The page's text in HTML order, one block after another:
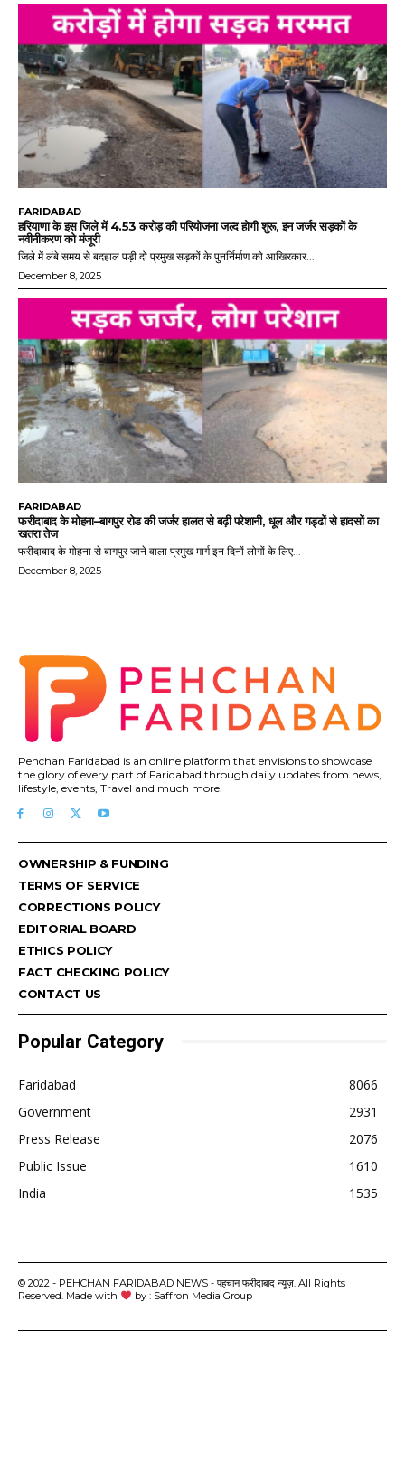
FARIDABAD
हरियाणा के इस जिले में 4.53 करोड़ की परियोजना जल्द होगी शुरू, इन जर्जर सड़कों के
नवीनीकरण को मंजूरी
जिले में लंबे समय से बदहाल पड़ी दो प्रमुख सड़कों के पुनर्निर्माण को आखिरकार...
December 8, 2025
FARIDABAD
फरीदाबाद के मोहना–बागपुर रोड की जर्जर हालत से बढ़ी परेशानी, धूल और गड्ढों से हादसों का
खतरा तेज
फरीदाबाद के मोहना से बागपुर जाने वाला प्रमुख मार्ग इन दिनों लोगों के लिए...
December 8, 2025
Pehchan Faridabad is an online platform that envisions to showcase
the glory of every part of Faridabad through daily updates from news,
lifestyle, events, Travel and much more.
OWNERSHIP & FUNDING
TERMS OF SERVICE
CORRECTIONS POLICY
EDITORIAL BOARD
ETHICS POLICY
FACT CHECKING POLICY
CONTACT US
Popular Category
Faridabad
8066
Government
2931
Press Release
2076
Public Issue
1610
India
1535
© 2022 - PEHCHAN FARIDABAD NEWS - पहचान फरीदाबाद न्यूज़. All Rights
Reserved. Made with
by : Saffron Media Group